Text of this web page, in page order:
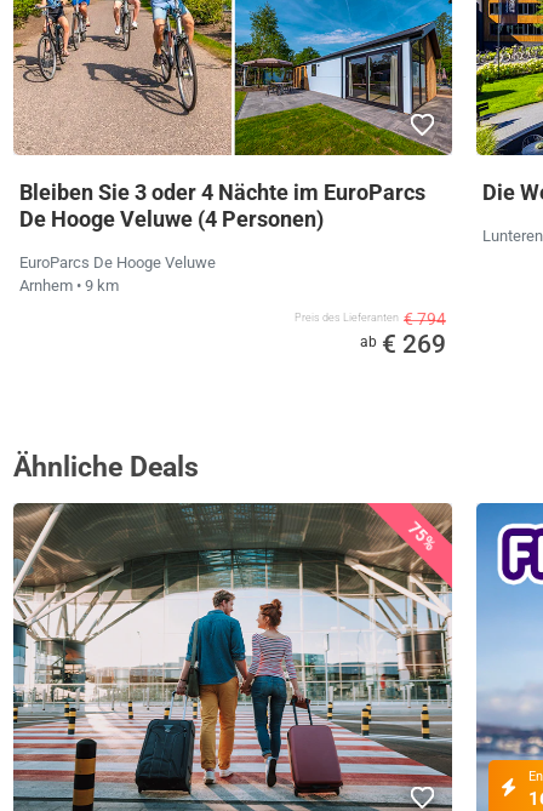
Bleiben Sie 3 oder 4 Nächte im EuroParcs
De Hooge Veluwe (4 Personen)
EuroParcs De Hooge Veluwe
Arnhem • 9 km
Preis des Lieferanten € 794
ab € 269
Die
Ähnliche Deals
75%